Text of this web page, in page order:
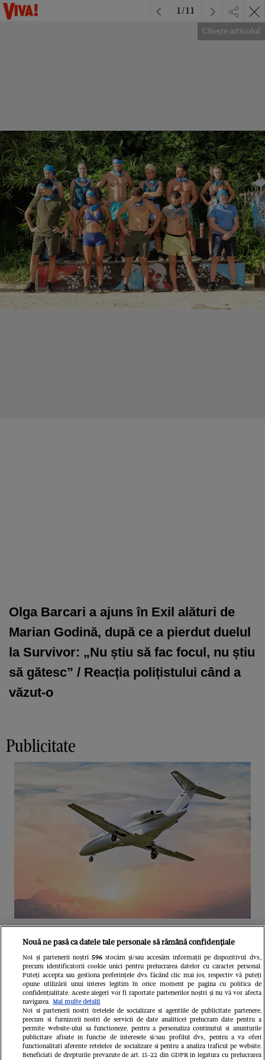
Olga Barcari a ajuns în Exil alături de
Marian Godină, după ce a pierdut duelul
la Survivor: „Nu știu să fac focul, nu știu
să gătesc” / Reacția polițistului când a
văzut-o
Citește articolul
1/11
Publicitate
Unul dintre cele mai folosite
aeroporturi din Europa își închide
complet porțile timp de trei luni.
Milioane de pasageri, afectați
Nouă ne pasă ca datele tale personale să rămână confidențiale
Noi și partenerii noștri 596stocăm și/sau accesăm informații pe dispozitivul dvs.,
precum identificatorii cookie unici pentru prelucrarea datelor cu caracter personal.
Puteți accepta sau gestiona preferințele dvs. făcând clic mai jos, respectiv vă puteți
opune utilizării unui interes legitim în orice moment pe pagina cu politica de
confidențialitate. Aceste alegeri vor fi raportate partenerilor noștri și nu vă vor afecta
navigarea. Mai multe detalii
Noi si partenerii nostri (retelele de socializare si agentiile de publicitate partenere,
precum si furnizorii nostri de servicii de date analitice) prelucram date pentru a
permite website-ului sa functioneze, pentru a personaliza continutul si anunturile
publicitare afisate in functie de interesele si/sau profilul dvs., pentru a va oferi
functionalitati aferente retelelor de socializare si pentru a analiza traficul pe website.
Beneficiati de drepturile prevazute de art. 15-22 din GDPR in legatura cu prelucrarea